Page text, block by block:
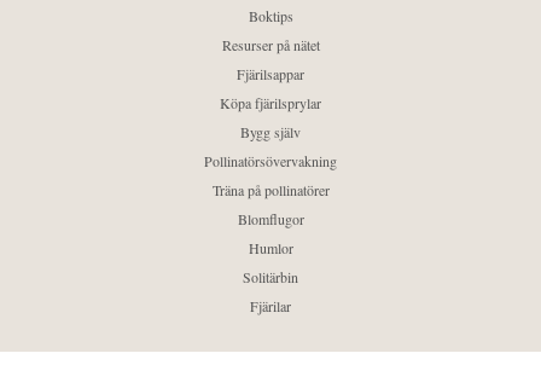
Boktips
Resurser på nätet
Fjärilsappar
Köpa fjärilsprylar
Bygg själv
Pollinatörsövervakning
Träna på pollinatörer
Blomflugor
Humlor
Solitärbin
Fjärilar